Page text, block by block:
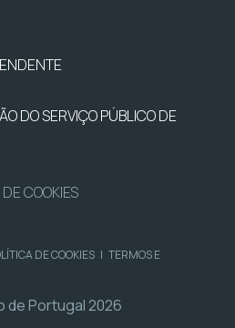
DO SERVIÇO PÚBLICO DE
COOKIES
DE COOKIES | TERMOS E
de Portugal 2026